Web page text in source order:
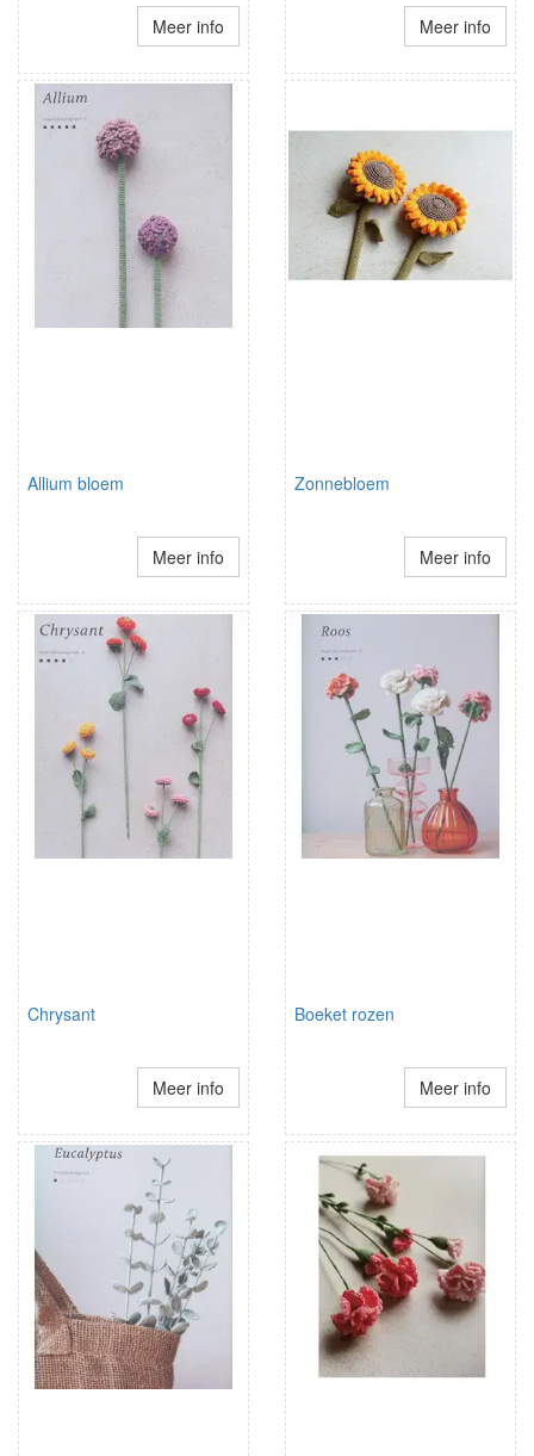
Meer info Meer info
Allium bloem
Meer info
Zonnebloem
Meer info
Chrysant
Meer info
Boeket rozen
Meer info